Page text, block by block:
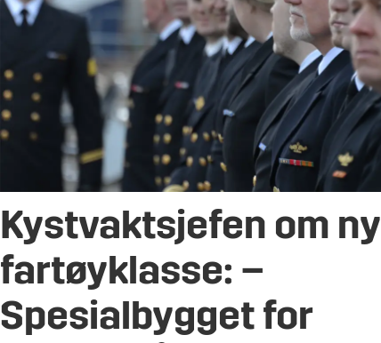
Kystvaktsjefen om ny
fartøyklasse: –
Spesialbygget for